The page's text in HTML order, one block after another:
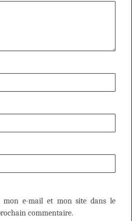
mon e-mail et mon site dans le
commentaire.